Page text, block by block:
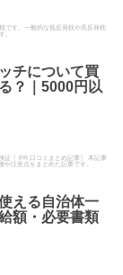
です。一般的な低反発枕や高反発枕
。
チについて買
？｜5000円以
証 〖PR 口コミまとめ記事〗 本記事
注意点をまとめた記事です。
える自治体一
額・必要書類